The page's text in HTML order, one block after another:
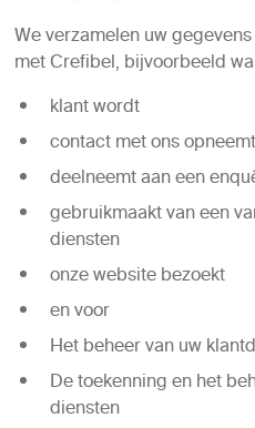
We verzamelen uw
met Crefibel, bijvoorbeeld
klant wordt
contact met ons
deelneemt aan een
gebruikmaakt van een
diensten
onze website bezoekt
en voor
Het beheer van uw
De toekenning en het
diensten